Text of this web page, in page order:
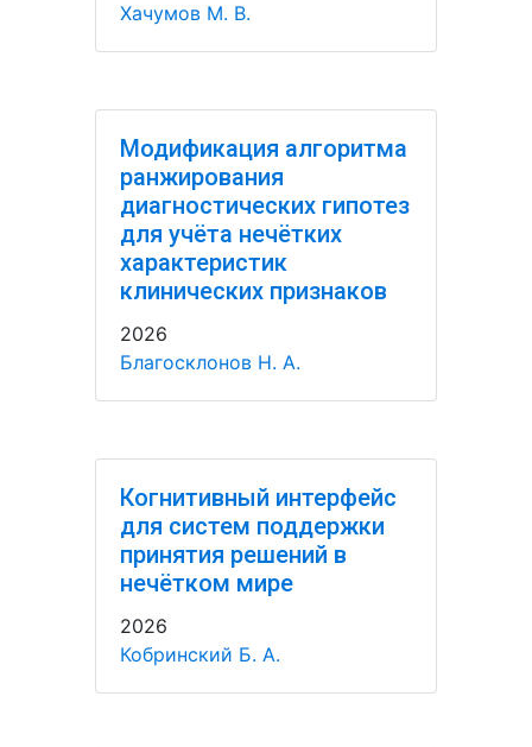
Хачумов М. В.
Модификация алгоритма
ранжирования
диагностических гипотез
для учёта нечётких
характеристик
клинических признаков
2026
Благосклонов Н. А.
Когнитивный интерфейс
для систем поддержки
принятия решений в
нечётком мире
2026
Кобринский Б. А.